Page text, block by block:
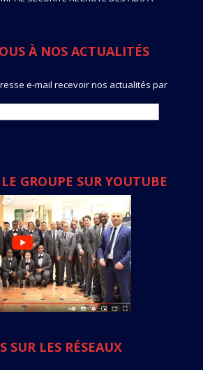
À NOS ACTUALITÉS
e-mail recevoir nos actualités par
GROUPE SUR YOUTUBE
SUR LES RÉSEAUX